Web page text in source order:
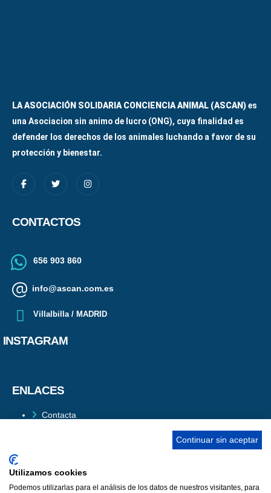
LA ASOCIACIÓN SOLIDARIA CONCIENCIA ANIMAL (ASCAN)es
una Asociacion sin animo de lucro (ONG), cuya finalidad es
defender los derechos de los animales luchando a favor de su
protección y bienestar.
CONTACTOS
656 903 860
info@ascan.com.es
Villalbilla / MADRID
INSTAGRAM
ENLACES
Contacta
Continuar sin aceptar
Utilizamos cookies
Podemos utilizarlas para el análisis de los datos de nuestros visitantes, para